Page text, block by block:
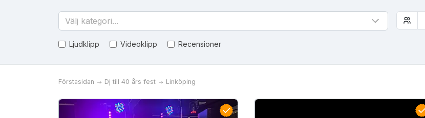
Välj kategori...
Ljudklipp Videoklipp Recensioner
Förstasidan Dj till 40 års fest Linköping